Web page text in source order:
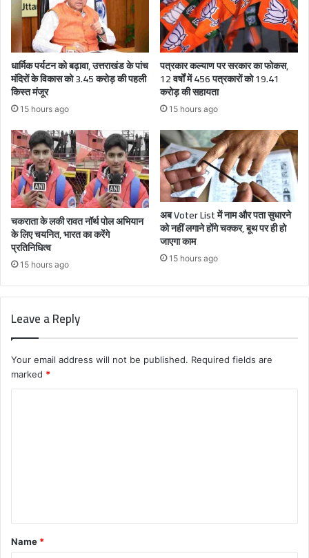
धार्मिक पर्यटन को बढ़ावा, उत्तराखंड के पांच
मंदिरों के विकास को 3.45 करोड़ की पहली
किस्त मंजूर
15 hours ago
पत्रकार कल्याण पर सरकार का फोकस,
12 वर्षों में 456 पत्रकारों को 19.41
करोड़ की सहायता
15 hours ago
चकराता के लकी रावत नॉर्थ पोल अभियान
के लिए चयनित, भारत का करेंगे
प्रतिनिधित्व
15 hours ago
अब Voter List में नाम और पता सुधारने
को नहीं लगाने होंगे चक्कर, बूथ पर ही हो
जाएगा काम
15 hours ago
Leave a Reply
Your email address will not be published. Required fields are
marked *
t
*
Name *